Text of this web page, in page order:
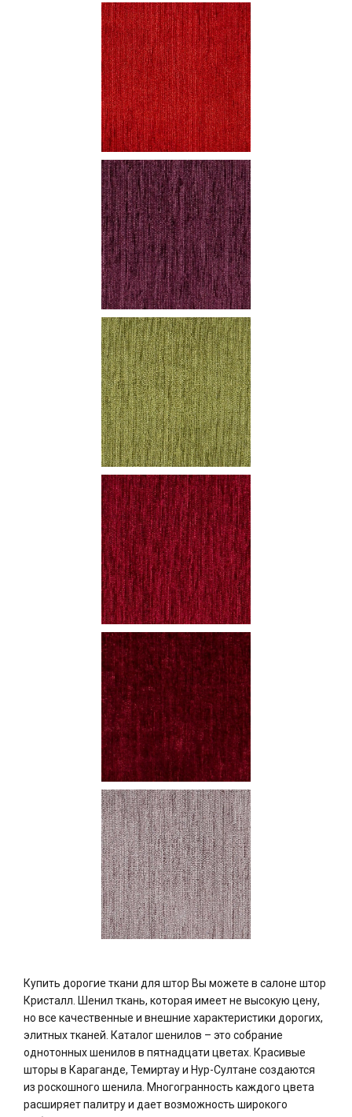
Купить дорогие ткани для штор Вы можете в салоне штор
Кристалл. Шенил ткань, которая имеет не высокую цену,
но все качественные и внешние характеристики дорогих,
элитных тканей. Каталог шенилов – это собрание
однотонных шенилов в пятнадцати цветах. Красивые
шторы в Караганде, Темиртау и Нур-Султане создаются
из роскошного шенила. Многогранность каждого цвета
расширяет палитру и дает возможность широкого